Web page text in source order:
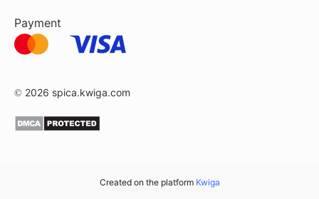
Payment
© 2026 spica.kwiga.com
Created on the platform Kwiga